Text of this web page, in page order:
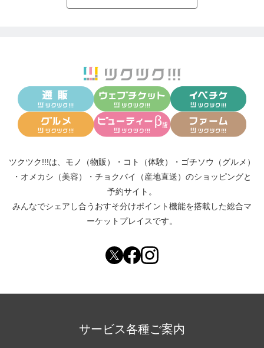
ツクツク!!!は、 モノ（物販） ・ コト（体験） ・ ゴチソウ（グルメ）
・ オメカシ（美容） ・ チョクバイ（産地直送） のショッピングと
予約サイト。
みんなでシェアし合う おすそ分けポイント機能を搭載した総合マ
ーケットプレイスです。
サービス各種ご案内